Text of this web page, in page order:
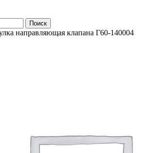
Поиск
направляющая клапана Г60-140004